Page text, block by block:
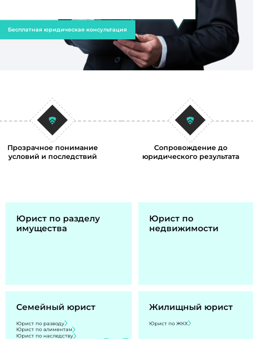
Бесплатная юридическая консультация
Прозрачное понимание
условий и последствий
Сопровождение до
юридического результата
Юрист по разделу
имущества
Юрист по
недвижимости
Семейный юрист
Юрист по разводу
Юрист по алиментам
Юрист по наследству
Жилищный юрист
Юрист по ЖКХ